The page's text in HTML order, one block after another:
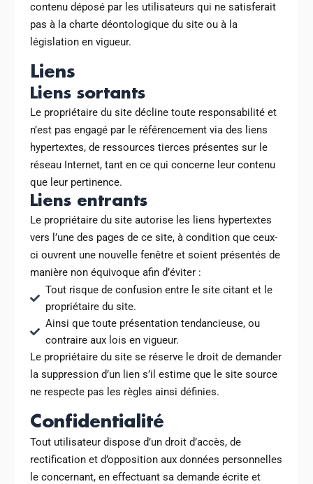
contenu déposé par les utilisateurs qui ne satisferait
pas à la charte déontologique du site ou à la
législation en vigueur.
Liens
Liens sortants
Le propriétaire du site décline toute responsabilité et
n’est pas engagé par le référencement via des liens
hypertextes, de ressources tierces présentes sur le
réseau Internet, tant en ce qui concerne leur contenu
que leur pertinence.
Liens entrants
Le propriétaire du site autorise les liens hypertextes
vers l’une des pages de ce site, à condition que ceux-
ci ouvrent une nouvelle fenêtre et soient présentés de
manière non équivoque afin d’éviter :
Tout risque de confusion entre le site citant et le
propriétaire du site.
Ainsi que toute présentation tendancieuse, ou
contraire aux lois en vigueur.
Le propriétaire du site se réserve le droit de demander
la suppression d’un lien s’il estime que le site source
ne respecte pas les règles ainsi définies.
Confidentialité
Tout utilisateur dispose d’un droit d’accès, de
rectification et d’opposition aux données personnelles
le concernant, en effectuant sa demande écrite et